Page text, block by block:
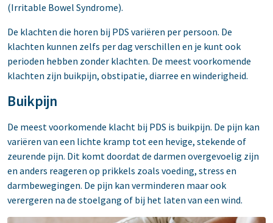
(Irritable Bowel Syndrome).
De klachten die horen bij PDS variëren per persoon. De
klachten kunnen zelfs per dag verschillen en je kunt ook
perioden hebben zonder klachten. De meest voorkomende
klachten zijn buikpijn, obstipatie, diarree en winderigheid.
Buikpijn
De meest voorkomende klacht bij PDS is buikpijn. De pijn kan
variëren van een lichte kramp tot een hevige, stekende of
zeurende pijn. Dit komt doordat de darmen overgevoelig zijn
en anders reageren op prikkels zoals voeding, stress en
darmbewegingen. De pijn kan verminderen maar ook
verergeren na de stoelgang of bij het laten van een wind.